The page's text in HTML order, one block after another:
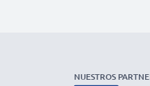
NUESTROS